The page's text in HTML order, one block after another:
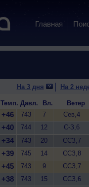
Главная
На 3 дня На 2
Темп. Давл. Вл.
Ветер
+46 743 7
Сев,4
+40 744 12
С-З,6
+34 743 20
ССЗ,7
+39 745 14
ССЗ,8
+45 743 9
ССЗ,7
+38 743 15
ССЗ,6